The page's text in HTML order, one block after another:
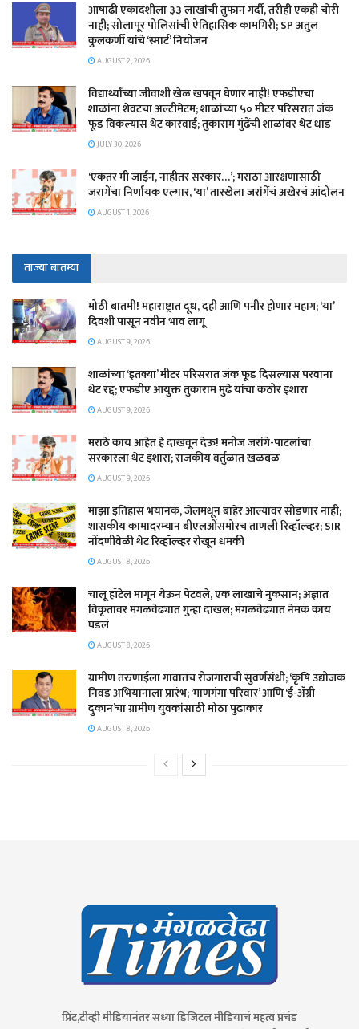
आषाढी एकादशीला ३३ लाखांची तुफान गर्दी, तरीही एकही चोरी
नाही; सोलापूर पोलिसांची ऐतिहासिक कामगिरी; SP अतुल
कुलकर्णी यांचे ‘स्मार्ट’ नियोजन
AUGUST 2, 2026
विद्यार्थ्यांच्या जीवाशी खेळ खपवून घेणार नाही! एफडीएचा
शाळांना शेवटचा अल्टीमेटम; शाळांच्या ५० मीटर परिसरात जंक
फूड विकल्यास थेट कारवाई; तुकाराम मुंढेंची शाळांवर थेट धाड
JULY 30, 2026
‘एकतर मी जाईन, नाहीतर सरकार…’; मराठा आरक्षणासाठी
जरागेंचा निर्णायक एल्गार, ‘या’ तारखेला जरांगेंचं अखेरचं आंदोलन
AUGUST 1, 2026
ताज्या बातम्या
मोठी बातमी! महाराष्ट्रात दूध, दही आणि पनीर होणार महाग; ‘या’
दिवशी पासून नवीन भाव लागू
AUGUST 9, 2026
शाळांच्या ‘इतक्या’ मीटर परिसरात जंक फूड दिसल्यास परवाना
थेट रद्द; एफडीए आयुक्त तुकाराम मुंढे यांचा कठोर इशारा
AUGUST 9, 2026
मराठे काय आहेत हे दाखवून देऊ! मनोज जरांगे-पाटलांचा
सरकारला थेट इशारा; राजकीय वर्तुळात खळबळ
AUGUST 9, 2026
माझा इतिहास भयानक, जेलमधून बाहेर आल्यावर सोडणार नाही;
शासकीय कामादरम्यान बीएलओंसमोरच ताणली रिव्हॉल्व्हर; SIR
नोंदणीवेळी थेट रिव्हॉल्व्हर रोखून धमकी
AUGUST 8, 2026
चालू हॉटेल मागून येऊन पेटवले, एक लाखाचे नुकसान; अज्ञात
विकृतावर मंगळवेढ्यात गुन्हा दाखल; मंगळवेढ्यात नेमकं काय
घडलं
AUGUST 8, 2026
​ग्रामीण तरुणाईला गावातच रोजगाराची सुवर्णसंधी; ‘कृषि उद्योजक
निवड अभियानाला प्रारंभ; ‘माणगंगा परिवार’ आणि ‘ई-ॲग्री
दुकान’चा ग्रामीण युवकांसाठी मोठा पुढाकार
AUGUST 8, 2026
प्रिंट,टीव्ही मीडियानंतर सध्या डिजिटल मीडियाचं महत्व प्रचंड